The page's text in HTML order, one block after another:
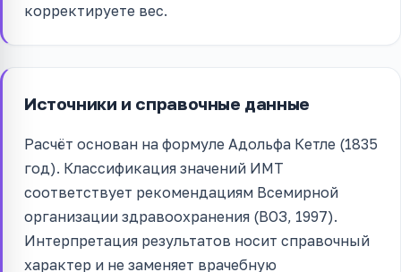
корректируете вес.
Источники и справочные данные
Расчёт основан на формуле Адольфа Кетле (1835
год). Классификация значений ИМТ
соответствует рекомендациям Всемирной
организации здравоохранения (ВОЗ, 1997).
Интерпретация результатов носит справочный
характер и не заменяет врачебную